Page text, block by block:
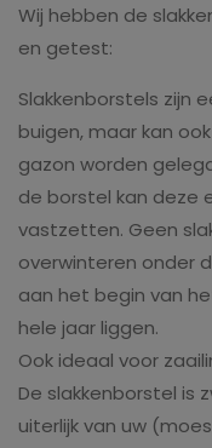
Wij hebben de
en getest:
Slakkenborstels zijn
buigen, maar kan
gazon worden
de borstel kan deze
vastzetten. Geen
overwinteren onder
aan het begin van
hele jaar liggen.
Ook ideaal voor
De slakkenborstel is
uiterlijk van uw